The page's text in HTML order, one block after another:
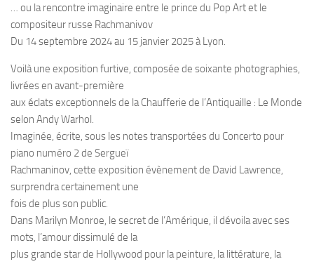
… ou la rencontre imaginaire entre le prince du Pop Art et le
compositeur russe Rachmanivov
Du 14 septembre 2024 au 15 janvier 2025 à Lyon.
Voilà une exposition furtive, composée de soixante photographies,
livrées en avant-première
aux éclats exceptionnels de la Chaufferie de l’Antiquaille : Le Monde
selon Andy Warhol.
Imaginée, écrite, sous les notes transportées du Concerto pour
piano numéro 2 de Sergueï
Rachmaninov, cette exposition évènement de David Lawrence,
surprendra certainement une
fois de plus son public.
Dans Marilyn Monroe, le secret de l’Amérique, il dévoila avec ses
mots, l’amour dissimulé de la
plus grande star de Hollywood pour la peinture, la littérature, la